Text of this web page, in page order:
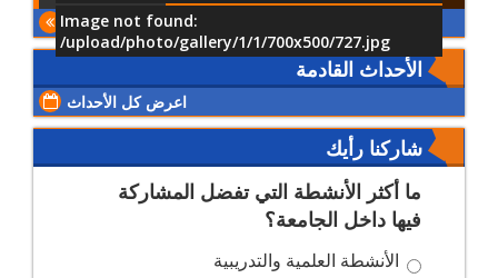
Image not found:
/upload/photo/gallery/1/1/700x500/727.jpg
المزيد
الأحداث القادمة
اعرض كل الأحداث
شاركنا رأيك
ما أكثر الأنشطة التي تفضل المشاركة
فيها داخل الجامعة؟
الأنشطة العلمية والتدريبية